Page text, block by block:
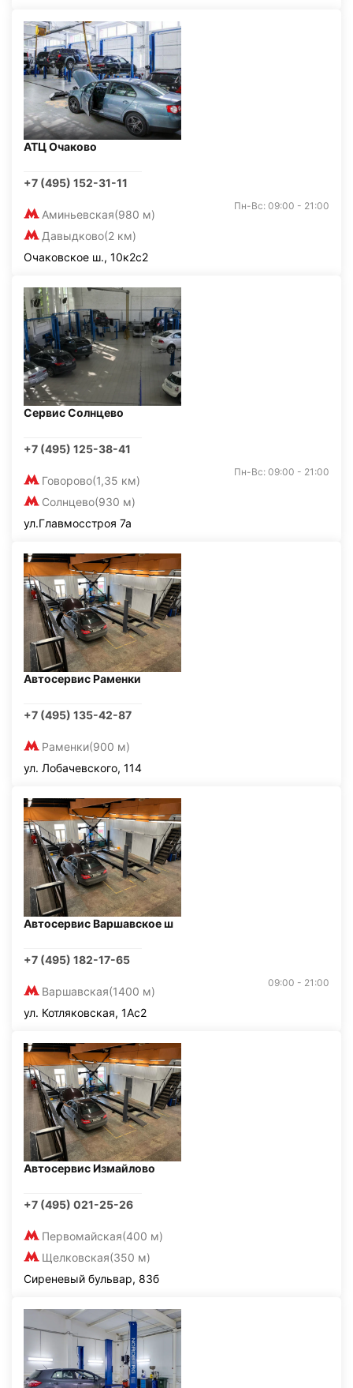
АТЦ Очаково
+7 (495) 152-31-11
Аминьевская(980 м)
Давыдково(2 км)
Пн-Вс: 09:00 - 21:00
Очаковское ш., 10к2с2
Сервис Солнцево
+7 (495) 125-38-41
Говорово(1,35 км)
Солнцево(930 м)
Пн-Вс: 09:00 - 21:00
ул.Главмосстроя 7а
Автосервис Раменки
+7 (495) 135-42-87
Раменки(900 м)
ул. Лобачевского, 114
Автосервис Варшавское ш
+7 (495) 182-17-65
Варшавская(1400 м)
09:00 - 21:00
ул. Котляковская, 1Ас2
Автосервис Измайлово
+7 (495) 021-25-26
Первомайская(400 м)
Щелковская(350 м)
Сиреневый бульвар, 83б